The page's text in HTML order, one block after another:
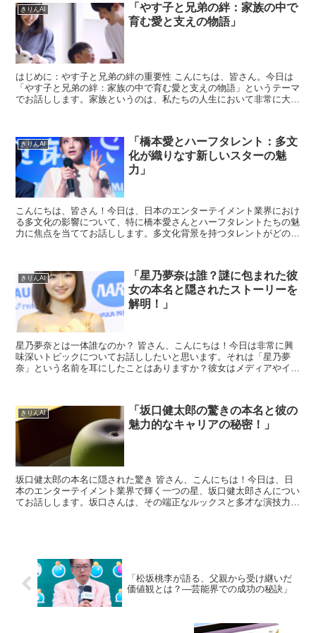
きりんAI
「やす子と兄弟の絆：家族の中で
育む愛と支えの物語」
はじめに：やす子と兄弟の絆の重要性 こんにちは、皆さん。今日は
「やす子と兄弟の絆：家族の中で育む愛と支えの物語」というテーマ
でお話しします。家族というのは、私たちの人生において非常に大切
きりんAI
「橋本愛とハーフタレント：多文
化が織りなす新しいスターの魅
力」
こんにちは、皆さん！今日は、日本のエンターテイメント業界におけ
る多文化の影響について、特に橋本愛さんとハーフタレントたちの魅
力に焦点を当ててお話しします。多文化背景を持つタレントがどのよ
きりんAI
「星乃夢奈は誰？謎に包まれた彼
女の本名と隠されたストーリーを
解明！」
星乃夢奈とは一体誰なのか？ 皆さん、こんにちは！今日は非常に興
味深いトピックについてお話ししたいと思います。それは「星乃夢
奈」という名前を耳にしたことはありますか？彼女はメディアやイン
きりんAI
「坂口健太郎の驚きの本名と彼の
魅力的なキャリアの秘密！」
坂口健太郎の本名に隠された驚き 皆さん、こんにちは！今日は、日
本のエンターテイメント業界で輝く一つの星、坂口健太郎さんについ
てお話しします。坂口さんは、その端正なルックスと多才な演技力で
「松坂桃李が語る、父親から受け継いだ
価値観とは？—芸能界での成功の秘訣」